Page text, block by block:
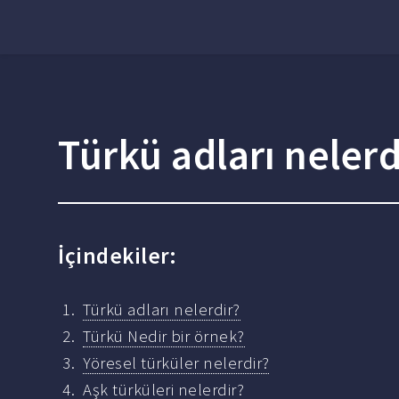
Türkü adları
İçindekiler:
Türkü adları nelerdir?
Türkü Nedir bir örnek?
Yöresel türküler nelerdir?
Aşk türküleri nelerdir?